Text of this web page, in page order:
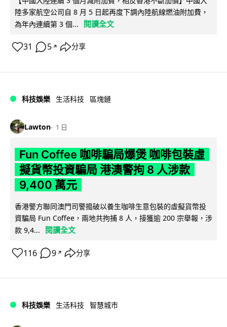
陸多家航空公司自 8 月 5 日起再度下調內陸航線燃油附加費，
為年內連續第 3 個...
閱讀全文
31 5 ↗ 分享
科技娛樂 生活科技 區塊鏈
Lawton 1 日
Fun Coffee 咖啡騙局爆煲 咖啡包裝虛
擬貨幣投資騙局 港澳警拘 8 人涉款
9,400 萬元
香港警方聯同澳門司警搗破以養生咖啡生意包裝的虛擬貨幣投
資騙局 Fun Coffee，兩地共拘捕 8 人，接獲逾 200 宗舉報，涉
款 9,4...
閱讀全文
116 9 ↗ 分享
科技娛樂 生活科技 智慧城市